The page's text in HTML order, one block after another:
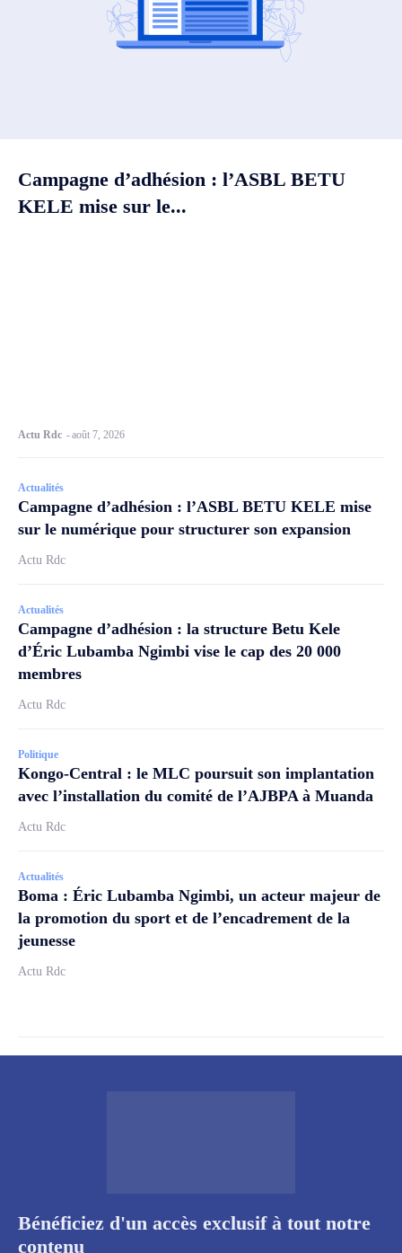
Campagne d’adhésion : l’ASBL BETU
KELE mise sur le...
Actu Rdc -août 7, 2026
Actualités
Campagne d’adhésion : l’ASBL BETU KELE mise
sur le numérique pour structurer son expansion
Actu Rdc
Actualités
Campagne d’adhésion : la structure Betu Kele
d’Éric Lubamba Ngimbi vise le cap des 20 000
membres
Actu Rdc
Politique
Kongo-Central : le MLC poursuit son implantation
avec l’installation du comité de l’AJBPA à Muanda
Actu Rdc
Actualités
Boma : Éric Lubamba Ngimbi, un acteur majeur de
la promotion du sport et de l’encadrement de la
jeunesse
Actu Rdc
Bénéficiez d'un accès exclusif à tout notre
contenu